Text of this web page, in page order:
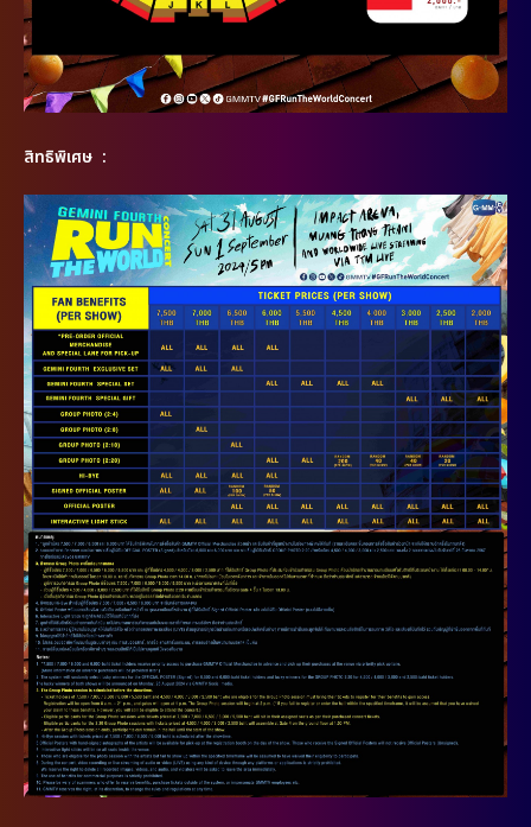
สิทธิพิเศษ :